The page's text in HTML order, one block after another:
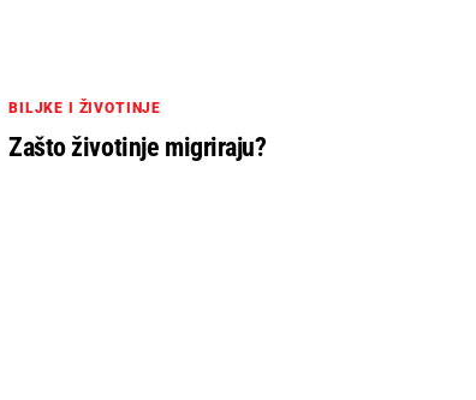
BILJKE I ŽIVOTINJE
Zašto životinje migriraju?